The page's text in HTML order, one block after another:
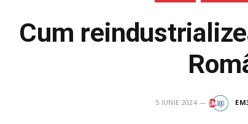
Cum
5 IUNIE 2024